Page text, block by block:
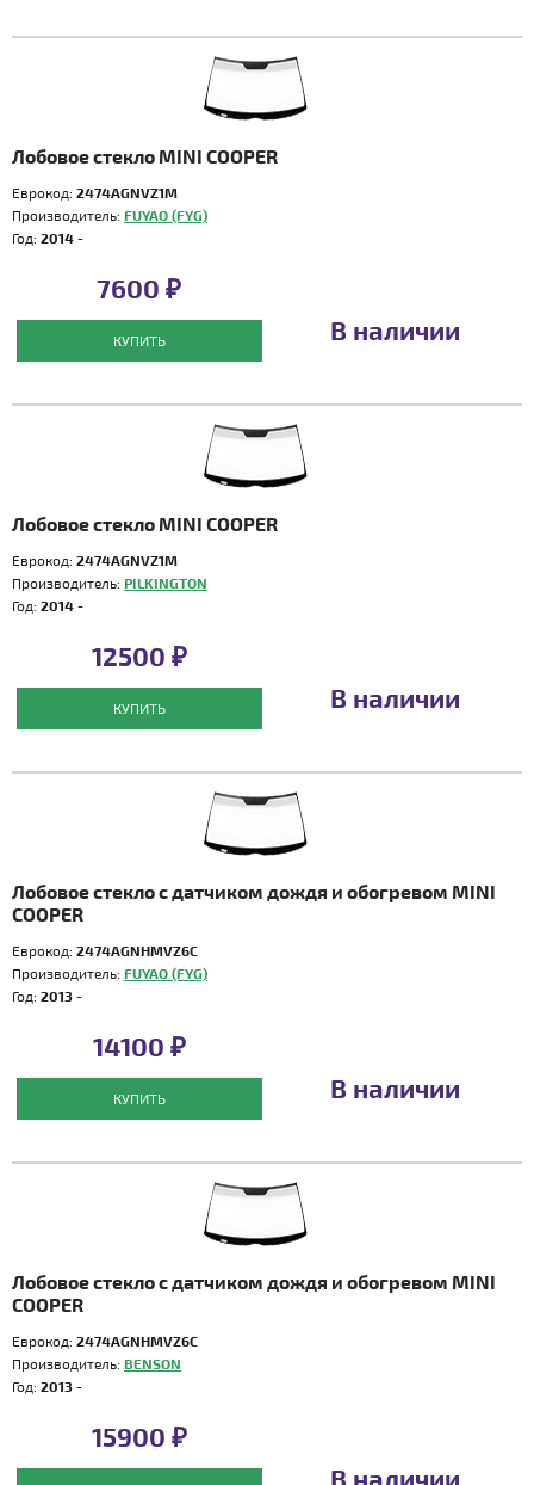
Лобовое стекло MINI COOPER
Еврокод: 2474AGNVZ1M
Производитель: FUYAO (FYG)
Год: 2014 -
7600 ₽
КУПИТЬ В наличии
Лобовое стекло MINI COOPER
Еврокод: 2474AGNVZ1M
Производитель: PILKINGTON
Год: 2014 -
12500 ₽
КУПИТЬ В наличии
Лобовое стекло с датчиком дождя и обогревом MINI
COOPER
Еврокод: 2474AGNHMVZ6C
Производитель: FUYAO (FYG)
Год: 2013 -
14100 ₽
КУПИТЬ В наличии
Лобовое стекло с датчиком дождя и обогревом MINI
COOPER
Еврокод: 2474AGNHMVZ6C
Производитель: BENSON
Год: 2013 -
15900 ₽
В наличии